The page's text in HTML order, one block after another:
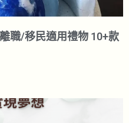
職/移民適用禮物 10+款